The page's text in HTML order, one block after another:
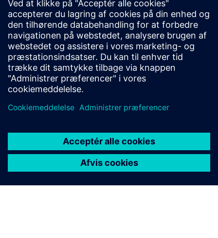
Kom godt i gang
Kontakt os